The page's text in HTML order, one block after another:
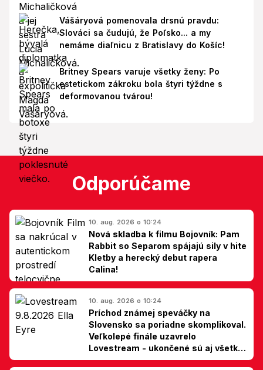
Prišla reakcia
Vášáryová pomenovala drsnú pravdu:
Slováci sa čudujú, že Poľsko... a my
nemáme diaľnicu z Bratislavy do Košíc!
Britney Spears varuje všetky ženy: Po
estetickom zákroku bola štyri týždne s
deformovanou tvárou!
Odporúčame
10. aug. 2026 o 10:24
Nová skladba k filmu Bojovník: Pam
Rabbit so Separom spájajú sily v hite
Kletby a herecký debut rapera
Calina!
10. aug. 2026 o 10:24
Príchod známej speváčky na
Slovensko sa poriadne skomplikoval.
Veľkolepé finále uzavrelo
Lovestream - ukončené sú aj všetky
špekulácie